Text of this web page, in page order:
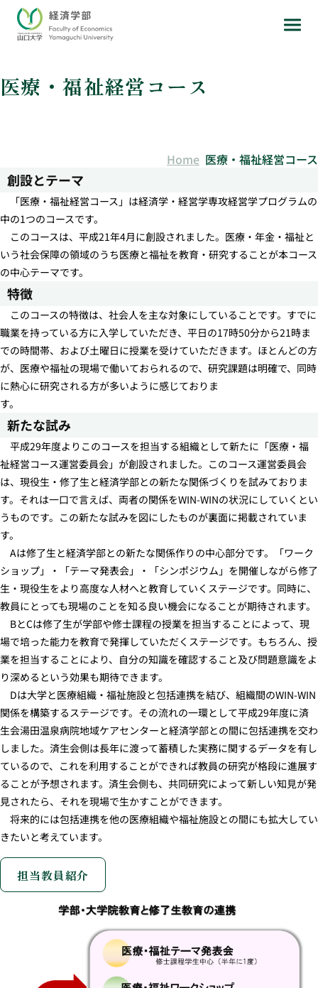
医療・福祉経営コース
Home 医療・福祉経営コース
創設とテーマ
「医療・福祉経営コース」は経済学・経営学専攻経営学プログラムの
中の1つのコースです。
このコースは、平成21年4月に創設されました。医療・年金・福祉と
いう社会保障の領域のうち医療と福祉を教育・研究することが本コース
の中心テーマです。
特徴
このコースの特徴は、社会人を主な対象にしていることです。すでに
職業を持っている方に入学していただき、平日の17時50分から21時ま
での時間帯、および土曜日に授業を受けていただきます。ほとんどの方
が、医療や福祉の現場で働いておられるので、研究課題は明確で、同時
に熱心に研究される方が多いように感じておりま
す。
新たな試み
平成29年度よりこのコースを担当する組織として新たに「医療・福
祉経営コース運営委員会」が創設されました。このコース運営委員会
は、現役生・修了生と経済学部との新たな関係づくりを試みておりま
す。それは一口で言えば、両者の関係をWIN-WINの状況にしていくとい
うものです。この新たな試みを図にしたものが裏面に掲載されていま
す。
Aは修了生と経済学部との新たな関係作りの中心部分です。「ワーク
ショップ」・「テーマ発表会」・「シンポジウム」を開催しながら修了
生・現役生をより高度な人材へと教育していくステージです。同時に、
教員にとっても現場のことを知る良い機会になることが期待されます。
BとCは修了生が学部や修士課程の授業を担当することによって、現
場で培った能力を教育で発揮していただくステージです。もちろん、授
業を担当することにより、自分の知識を確認すること及び問題意識をよ
り深めるという効果も期待できます。
Dは大学と医療組織・福祉施設と包括連携を結び、組織間のWIN-WIN
関係を構築するステージです。その流れの一環として平成29年度に済
生会湯田温泉病院地域ケアセンターと経済学部との間に包括連携を交わ
しました。済生会側は長年に渡って蓄積した実務に関するデータを有し
ているので、これを利用することができれば教員の研究が格段に進展す
ることが予想されます。済生会側も、共同研究によって新しい知見が発
見されたら、それを現場で生かすことができます。
将来的には包括連携を他の医療組織や福祉施設との間にも拡大してい
きたいと考えています。
担当教員紹介